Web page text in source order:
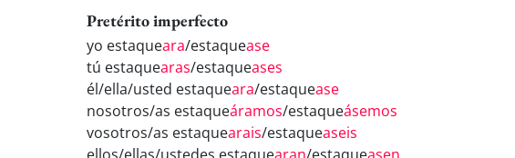
Pretérito imperfecto
yo estaqueara/estaquease
tú estaquearas/estaqueases
él/ella/usted estaqueara/estaquease
nosotros/as estaqueáramos/estaqueásemos
vosotros/as estaquearais/estaqueaseis